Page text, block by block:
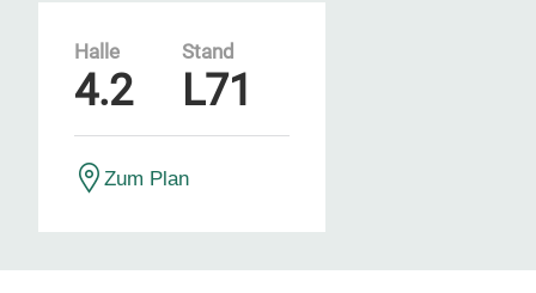
Halle
4.2
Stand
L71
Zum Plan